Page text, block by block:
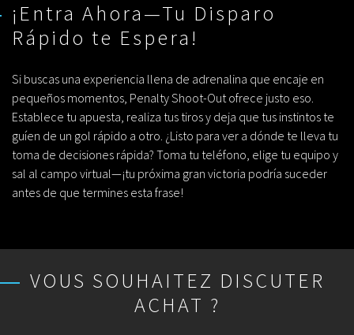
¡Entra Ahora—Tu Disparo
Rápido te Espera!
Si buscas una experiencia llena de adrenalina que encaje en
pequeños momentos, Penalty Shoot-Out ofrece justo eso.
Establece tu apuesta, realiza tus tiros y deja que tus instintos te
guíen de un gol rápido a otro. ¿Listo para ver a dónde te lleva tu
toma de decisiones rápida? Toma tu teléfono, elige tu equipo y
sal al campo virtual—¡tu próxima gran victoria podría suceder
antes de que termines esta frase!
VOUS SOUHAITEZ DISCUTER
ACHAT ?